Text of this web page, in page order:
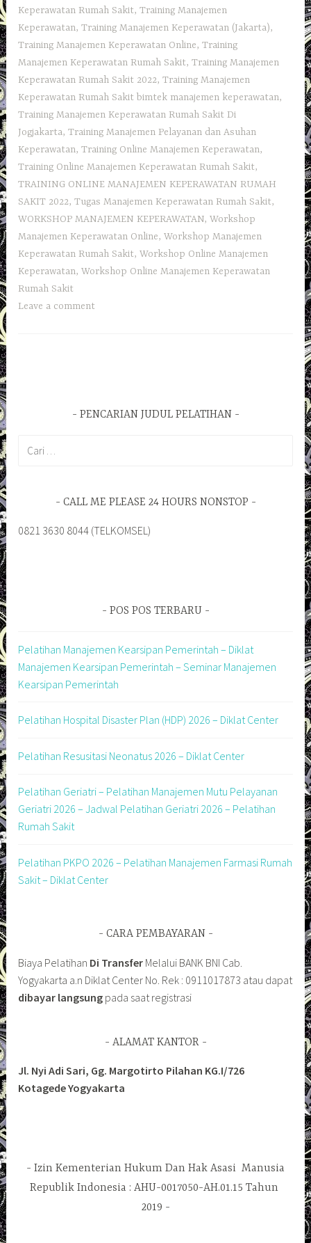
Keperawatan Rumah Sakit,Training Manajemen
Keperawatan,Training Manajemen Keperawatan (Jakarta),
Training Manajemen Keperawatan Online,Training
Manajemen Keperawatan Rumah Sakit,Training Manajemen
Keperawatan Rumah Sakit 2022,Training Manajemen
Keperawatan Rumah Sakit bimtek manajemen keperawatan,
Training Manajemen Keperawatan Rumah Sakit Di
Jogjakarta,Training Manajemen Pelayanan dan Asuhan
Keperawatan,Training Online Manajemen Keperawatan,
Training Online Manajemen Keperawatan Rumah Sakit,
TRAINING ONLINE MANAJEMEN KEPERAWATAN RUMAH
SAKIT 2022,Tugas Manajemen Keperawatan Rumah Sakit,
WORKSHOP MANAJEMEN KEPERAWATAN,Workshop
Manajemen Keperawatan Online,Workshop Manajemen
Keperawatan Rumah Sakit,Workshop Online Manajemen
Keperawatan,Workshop Online Manajemen Keperawatan
Rumah Sakit
Leave a comment
PENCARIAN JUDUL PELATIHAN
CALL ME PLEASE 24 HOURS NONSTOP
0821 3630 8044 (TELKOMSEL)
POS POS TERBARU
Pelatihan Manajemen Kearsipan Pemerintah – Diklat
Manajemen Kearsipan Pemerintah – Seminar Manajemen
Kearsipan Pemerintah
Pelatihan Hospital Disaster Plan (HDP) 2026 – Diklat Center
Pelatihan Resusitasi Neonatus 2026 – Diklat Center
Pelatihan Geriatri – Pelatihan Manajemen Mutu Pelayanan
Geriatri 2026 – Jadwal Pelatihan Geriatri 2026 – Pelatihan
Rumah Sakit
Pelatihan PKPO 2026 – Pelatihan Manajemen Farmasi Rumah
Sakit – Diklat Center
CARA PEMBAYARAN
Biaya Pelatihan Di Transfer Melalui BANK BNI Cab.
Yogyakarta a.n Diklat Center No. Rek : 0911017873 atau dapat
dibayar langsung pada saat registrasi
ALAMAT KANTOR
Jl. Nyi Adi Sari, Gg. Margotirto Pilahan KG.I/726
Kotagede Yogyakarta
Izin Kementerian Hukum Dan Hak Asasi Manusia
Republik Indonesia : AHU-0017050-AH.01.15 Tahun
2019